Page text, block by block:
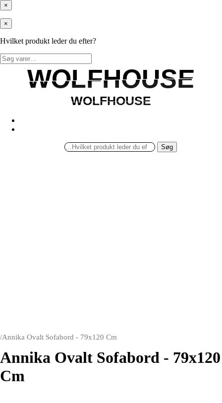
×
×
Hvilket produkt leder du efter?
Søg
efter:
WOLFHOUSE
WOLFHOUSE
WOLFHOUSE
WOLFHOUSE
Søg
/Annika Ovalt Sofabord - 79x120 Cm
Annika Ovalt Sofabord - 79x120
Cm